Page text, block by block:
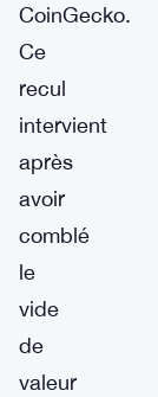
CoinGecko.
Ce
recul
intervient
après
avoir
comblé
le
vide
de
valeur